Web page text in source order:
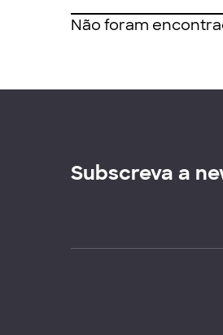
Não foram
Subscreva a